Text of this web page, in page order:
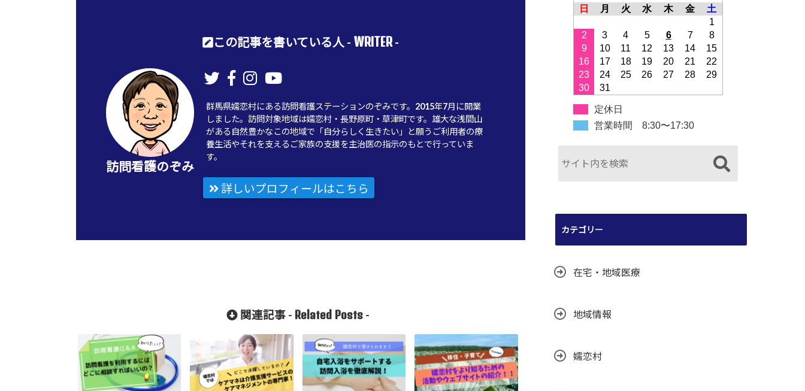
この記事を書いている人 - WRITER-
訪問看護のぞみ
群馬県嬬恋村にある訪問看護ステーションのぞみです。2015年7月に開業
しました。訪問対象地域は嬬恋村・長野原町・草津町です。雄大な浅間山
がある自然豊かなこの地域で「自分らしく生きたい」と願うご利用者の療
養生活やそれを支えるご家族の支援を主治医の指示のもとで行っていま
す。
詳しいプロフィールはこちら
関連記事 - Related Posts-
日
月 火 水 木 金
土
1
2
3 4 5 6 7
8
9
10 11 12 13 14
15
16
17 18 19 20 21
22
23
24 25 26 27 28
29
30
31
定休日
営業時間 8:30〜17:30
カテゴリー
在宅・地域医療
地域情報
嬬恋村